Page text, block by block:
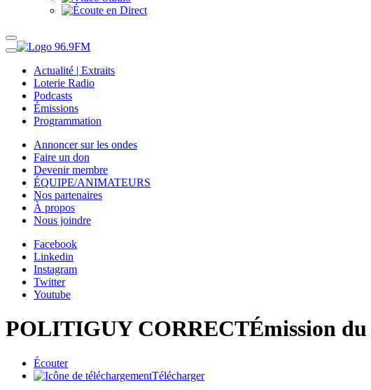
Actualité | Extraits
Loterie Radio
Podcasts
Émissions
Programmation
Annoncer sur les ondes
Faire un don
Devenir membre
ÉQUIPE/ANIMATEURS
Nos partenaires
À propos
Nous joindre
Facebook
Linkedin
Instagram
Twitter
Youtube
POLITIGUY CORRECTÉmission
Écouter
Télécharger